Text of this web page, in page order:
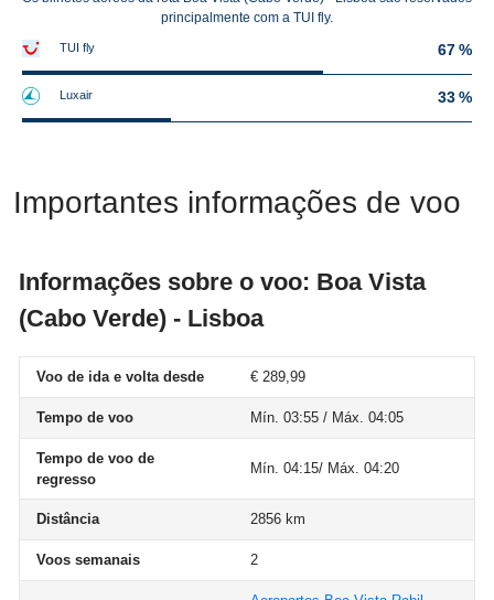
principalmente com a TUI fly.
TUI fly 67 %
Luxair 33 %
Importantes informações de voo
Informações sobre o voo: Boa Vista
(Cabo Verde) - Lisboa
Voo de ida e volta desde € 289,99
Tempo de voo Mín. 03:55 / Máx. 04:05
Tempo de voo de
regresso
Mín. 04:15/ Máx. 04:20
Distância 2856 km
Voos semanais 2